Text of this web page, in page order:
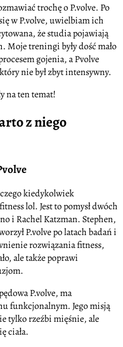
trochę o P.volve. Po
w P.volve, uwielbiam ich
że studia pojawiają
Moje treningi były dość mało
gojenia, a Pvolve
nie był zbyt intensywny.
na ten temat!
z niego
kiedykolwiek
lol. Jest to pomysł dwóch
i Rachel Katzman. Stephen,
P.volve po latach badań i
rozwiązania fitness,
ale także poprawi
P.volve, ma
funkcjonalnym. Jego misją
tylko rzeźbi mięśnie, ale
ciała.